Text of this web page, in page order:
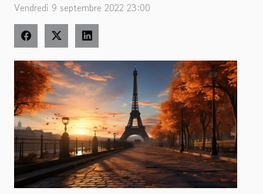
Vendredi 9 septembre 2022 23:00